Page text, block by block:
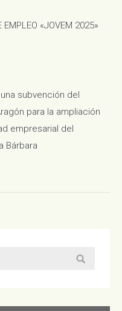
EMPLEO «JOVEM 2025»
subvención del
para la ampliación
empresarial del
Bárbara